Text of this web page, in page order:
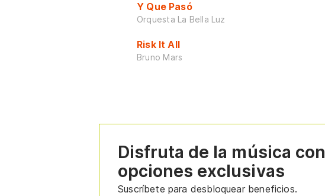
Y Que Pasó
Orquesta La Bella Luz
Risk It All
Bruno Mars
Disfruta de la música con
opciones exclusivas
Suscríbete para desbloquear beneficios.